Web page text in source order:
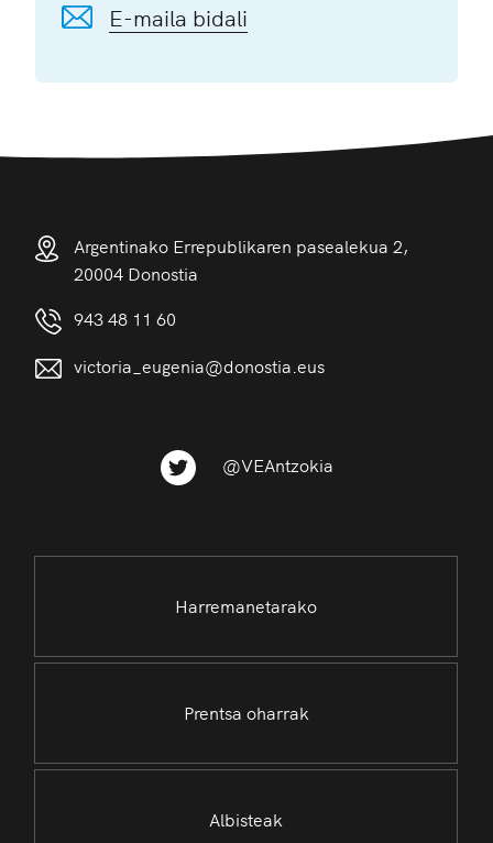
E-maila bidali
Argentinako Errepublikaren pasealekua 2,
20004 Donostia
943 48 11 60
victoria_eugenia@donostia.eus
@VEAntzokia
Harremanetarako
Prentsa oharrak
Albisteak